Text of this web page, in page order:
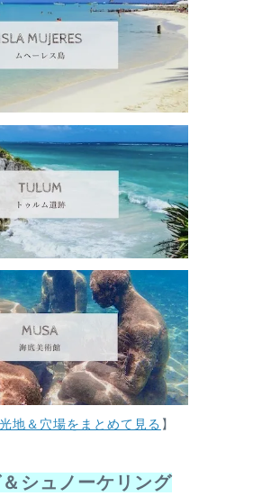
地＆穴場をまとめて見る 】
シュノーケリング